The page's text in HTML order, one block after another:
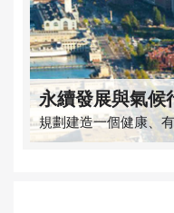
永續發展與氣候
規劃建造一個健康、